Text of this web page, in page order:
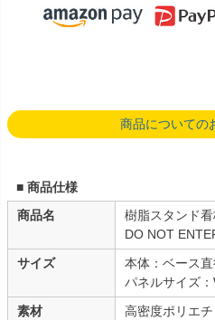
商品についての
■ 商品仕様
商品名
樹脂スタンド
DO NOT
サイズ
本体：ベース
パネルサイズ
素材
高密度ポリエ